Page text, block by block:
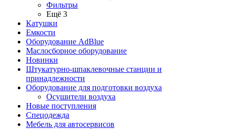
Фильтры
Ещё 3
Катушки
Емкости
Оборудование AdBlue
Маслосборное оборудование
Новинки
Штукатурно-шпаклевочные станции и
принадлежности
Оборудование для подготовки воздуха
Осушители воздуха
Новые поступления
Спецодежда
Мебель для автосервисов